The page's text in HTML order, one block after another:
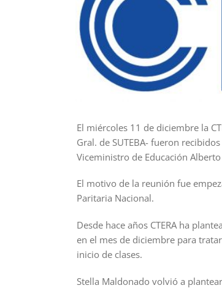
El miércoles 11 de diciembre la
Gral. de SUTEBA- fueron
Viceministro de Educación
El motivo de la reunión fue
Paritaria Nacional.
Desde hace años CTERA ha
en el mes de diciembre para
inicio de clases.
Stella Maldonado volvió a